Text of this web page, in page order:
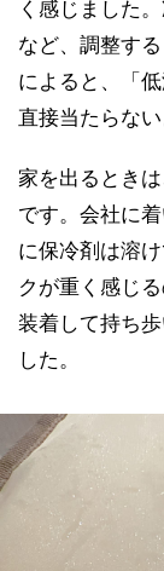
く感じました
など、調整す
によると、「
直接当たらな
家を出るとき
です。会社に
に保冷剤は溶
クが重く感じ
装着して持ち
した。